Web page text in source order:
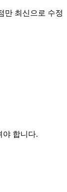
만 최신으로 수정
야 합니다.